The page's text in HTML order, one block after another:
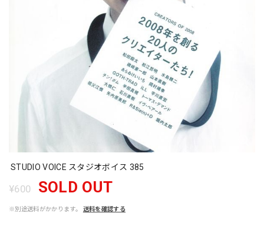
STUDIO VOICE スタジオボイス 385
¥600 SOLD OUT
※別途送料がかかります。 送料を確認する